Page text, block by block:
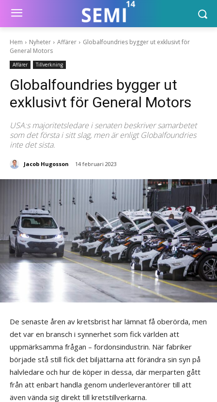
Hem Nyheter Affärer
Globalfoundries bygger ut exklusivt för
General Motors
Affärer Tillverkning
Globalfoundries bygger ut
exklusivt för General Motors
USA:s majoritetsledare i senaten beskriver samarbetet
som det första i sitt slag, men är enligt Globalfoundries
inte det sista.
Jacob Hugosson 14 februari 2023
De senaste åren av kretsbrist har lämnat få oberörda, men
det var en bransch i synnerhet som fick världen att
uppmärksamma frågan – fordonsindustrin. När fabriker
började stå still fick det biljättarna att förändra sin syn på
halvledare och hur de köper in dessa, där merparten gått
från att enbart handla genom underleverantörer till att
även vända sig direkt till kretstillverkarna.